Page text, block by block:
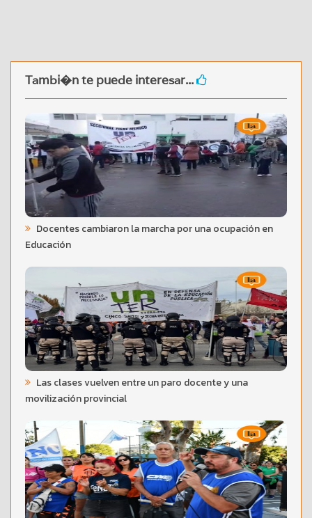
Tambi�n te puede interesar...
Docentes cambiaron la marcha por una ocupación en
Educación
Las clases vuelven entre un paro docente y una
movilización provincial